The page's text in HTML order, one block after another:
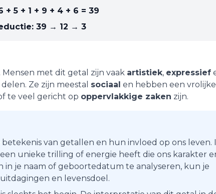
+ 5 + 1 + 9 + 4 + 6 = 39
39 → 12 → 3
. Mensen met dit getal zijn vaak artistiek, expressief
Ze zijn meestal sociaal en hebben een vrolijke
te veel gericht op oppervlakkige zaken zijn.
van getallen en hun invloed op ons leven.
unieke trilling of energie heeft die ons karakter
in je naam of geboortedatum te analyseren, kun je
en levensdoel.